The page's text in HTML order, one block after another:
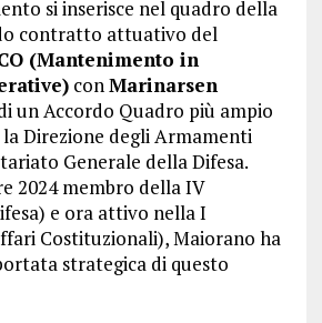
si inserisce nel quadro della
contratto attuativo del
(Mantenimento in
conMarinarsen
un Accordo Quadro più ampio
Direzione degli Armamenti
Generale della Difesa.
2024 membro della IV
e ora attivo nella I
Costituzionali), Maiorano ha
strategica di questo